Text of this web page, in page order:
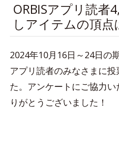
ORBISアプリ読者
しアイテムの頂点
2024年10月16日～24日の
アプリ読者のみなさまに
た。アンケートにご協力
りがとうございました！